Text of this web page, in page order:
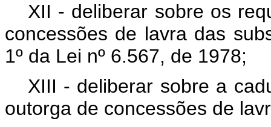
XII - deliberar sobre os
concessões de lavra das
1º da Lei nº 6.567, de 1978;
XIII - deliberar sobre a
outorga de concessões de